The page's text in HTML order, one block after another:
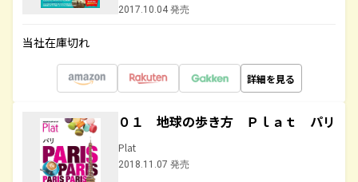
2017.10.04 発売
当社在庫切れ
詳細を見る
０１ 地球の歩き方 Ｐｌａｔ パリ
Plat
2018.11.07 発売